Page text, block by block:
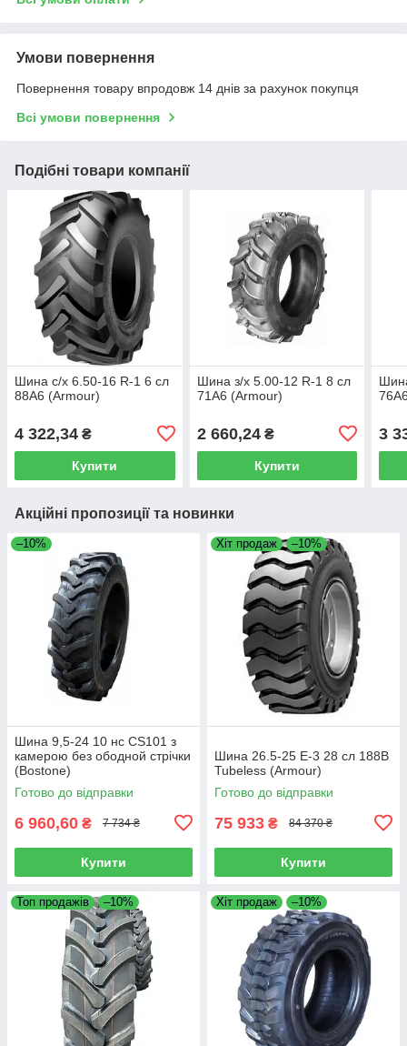
Умови повернення
Повернення товару впродовж 14 днів за рахунок покупця
Всі умови повернення
Подібні товари компанії
Шина с/х 6.50-16 R-1 6 сл
88A6 (Armour)
4 322,34 ₴
Купити
Шина з/х 5.00-12 R-1 8 сл
71A6 (Armour)
2 660,24₴
Купити
3
Акційні пропозиції та новинки
–10%
Шина 9,5-24 10 нс CS101 з
камерою без ободной стрічки
(Bostone)
Готово до відправки
6 960,60 ₴ 7 734 ₴
Купити
Хіт продаж –10%
Шина 26.5-25 E-3 28 сл 188B
Tubeless (Armour)
Готово до відправки
75 933 ₴ 84 370 ₴
Купити
Топ продажів –10% Хіт продаж –10%